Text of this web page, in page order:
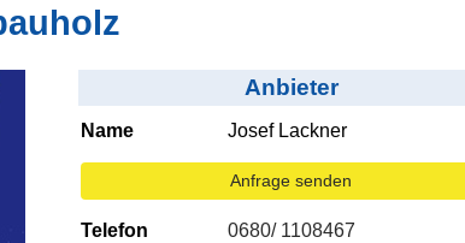
Anbieter
Name Josef Lackner
Anfrage senden
Telefon
0680/ 1108467